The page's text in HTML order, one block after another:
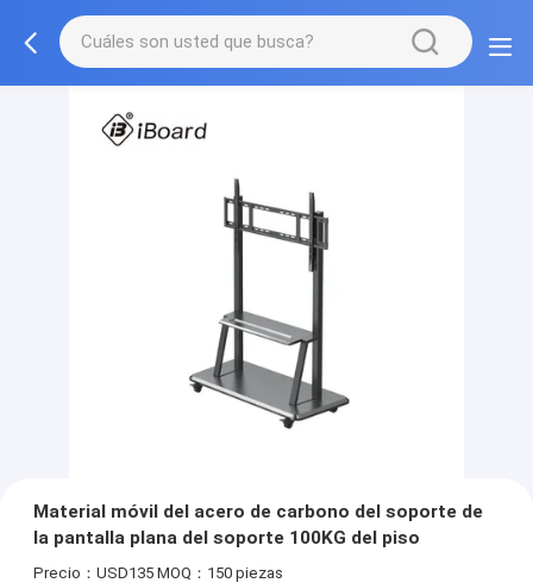
Material móvil del acero de carbono del soporte de
la pantalla plana del soporte 100KG del piso
Precio：USD135 MOQ：150 piezas